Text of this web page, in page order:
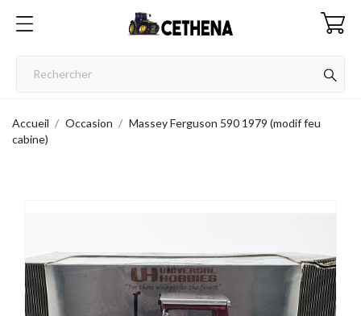
Accueil Occasion
Massey Ferguson 590 1979 (modif feu
cabine)